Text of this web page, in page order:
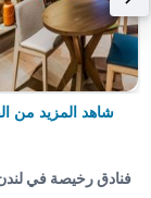
شاهد المزيد من
فنادق رخيصة في